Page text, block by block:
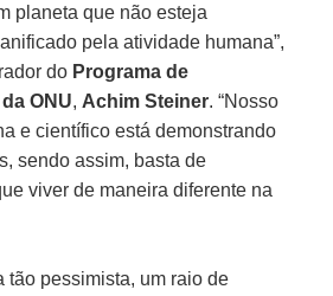
planeta que não esteja
pela atividade humana”,
do Programa de
ONU, Achim Steiner. “Nosso
e científico está demonstrando
sendo assim, basta de
viver de maneira diferente na
tão pessimista, um raio de